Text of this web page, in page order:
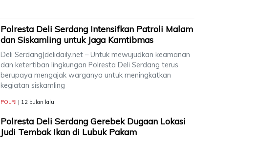
Polresta Deli Serdang Intensifkan Patroli Malam
dan Siskamling untuk Jaga Kamtibmas
Deli Serdang|delidaily.net – Untuk mewujudkan keamanan
dan ketertiban lingkungan Polresta Deli Serdang terus
berupaya mengajak warganya untuk meningkatkan
kegiatan siskamling
POLRI | 12 bulan lalu
Polresta Deli Serdang Gerebek Dugaan Lokasi
Judi Tembak Ikan di Lubuk Pakam